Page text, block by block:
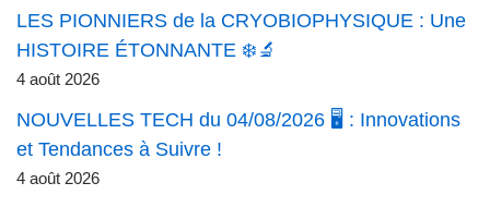
LES PIONNIERS de la CRYOBIOPHYSIQUE : Une
HISTOIRE ÉTONNANTE ❄️🔬
4 août 2026
NOUVELLES TECH du 04/08/2026 🖥️ : Innovations
et Tendances à Suivre !
4 août 2026